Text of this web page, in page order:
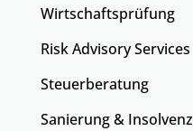
Wirtschaftsprüfung
Risk Advisory Services
Steuerberatung
Sanierung & Insolvenz